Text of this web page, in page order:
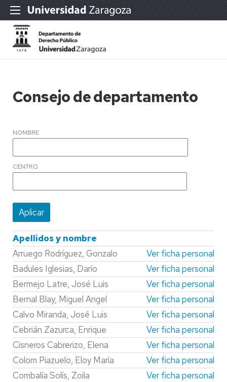
Consejo de departamento
NOMBRE
CENTRO
Apellidos y nombre
Arruego Rodríguez, Gonzalo
Ver ficha personal
Badules Iglesias, Darío
Ver ficha personal
Bermejo Latre, José Luis
Ver ficha personal
Bernal Blay, Miguel Angel
Ver ficha personal
Calvo Miranda, José Luis
Ver ficha personal
Cebrián Zazurca, Enrique
Ver ficha personal
Cisneros Cabrerizo, Elena
Ver ficha personal
Colom Piazuelo, Eloy María
Ver ficha personal
Combalía Solís, Zoila
Ver ficha personal